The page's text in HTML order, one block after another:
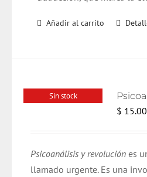
Añadir al carrito
Sin stock
$
Psicoanálisis y revoluciónes
llamado urgente. Es una